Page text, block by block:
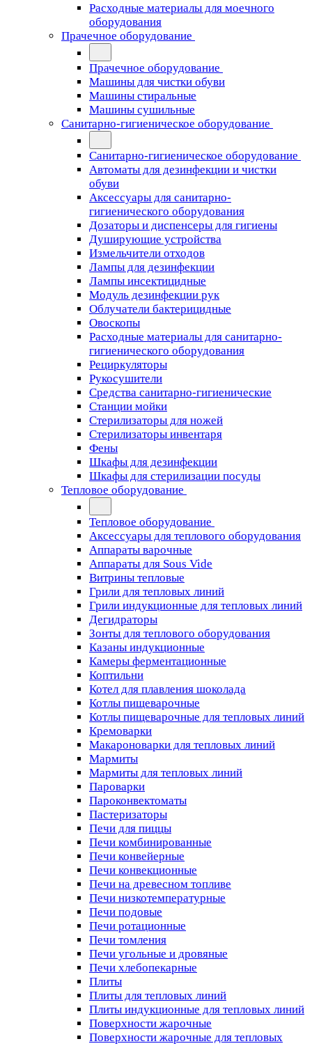
Расходные материалы для моечного
оборудования
Прачечное оборудование
Прачечное оборудование
Машины для чистки обуви
Машины стиральные
Машины сушильные
Санитарно-гигиеническое оборудование
Санитарно-гигиеническое оборудование
Автоматы для дезинфекции и чистки
обуви
Аксессуары для санитарно-
гигиенического оборудования
Дозаторы и диспенсеры для гигиены
Душирующие устройства
Измельчители отходов
Лампы для дезинфекции
Лампы инсектицидные
Модуль дезинфекции рук
Облучатели бактерицидные
Овоскопы
Расходные материалы для санитарно-
гигиенического оборудования
Рециркуляторы
Рукосушители
Средства санитарно-гигиенические
Станции мойки
Стерилизаторы для ножей
Стерилизаторы инвентаря
Фены
Шкафы для дезинфекции
Шкафы для стерилизации посуды
Тепловое оборудование
Тепловое оборудование
Аксессуары для теплового оборудования
Аппараты варочные
Аппараты для Sous Vide
Витрины тепловые
Грили для тепловых линий
Грили индукционные для тепловых линий
Дегидраторы
Зонты для теплового оборудования
Казаны индукционные
Камеры ферментационные
Коптильни
Котел для плавления шоколада
Котлы пищеварочные
Котлы пищеварочные для тепловых линий
Кремоварки
Макароноварки для тепловых линий
Мармиты
Мармиты для тепловых линий
Пароварки
Пароконвектоматы
Пастеризаторы
Печи для пиццы
Печи комбинированные
Печи конвейерные
Печи конвекционные
Печи на древесном топливе
Печи низкотемпературные
Печи подовые
Печи ротационные
Печи томления
Печи угольные и дровяные
Печи хлебопекарные
Плиты
Плиты для тепловых линий
Плиты индукционные для тепловых линий
Поверхности жарочные
Поверхности жарочные для тепловых